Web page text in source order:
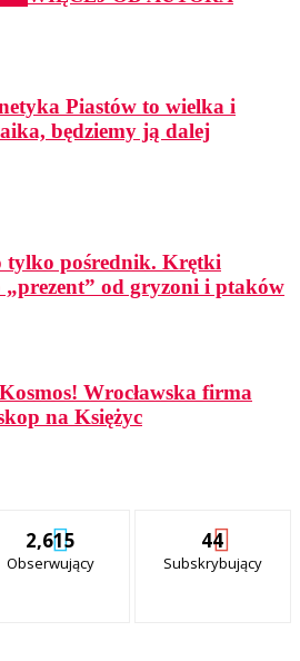
Piastów to wielka i
będziemy ją dalej
tylko pośrednik. Krętki
„prezent” od gryzoni i ptaków
Wrocławska firma
na Księżyc
2,615
Obserwujący
44
Subskrybujący